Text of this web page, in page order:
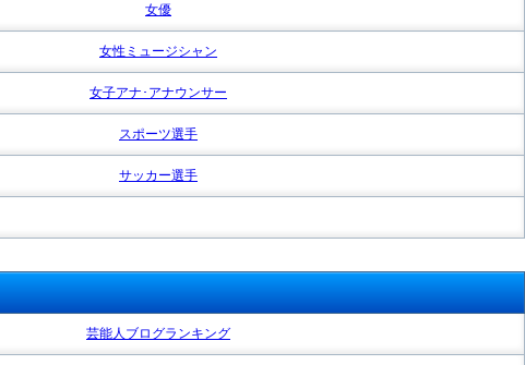
女優
女性ミュージシャン
女子アナ･アナウンサー
スポーツ選手
サッカー選手
芸能人ブログランキング